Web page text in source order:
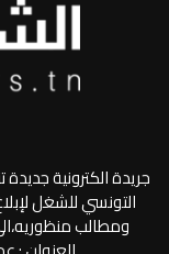
جريدة الكترونية
التونسي للشغل
ومطالب